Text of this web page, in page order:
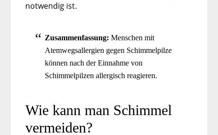
notwendig ist.
Zusammenfassung:Menschen mit
Atemwegsallergien gegen Schimmelpilze
können nach der Einnahme von
Schimmelpilzen allergisch reagieren.
Wie kann man Schimmel
vermeiden?